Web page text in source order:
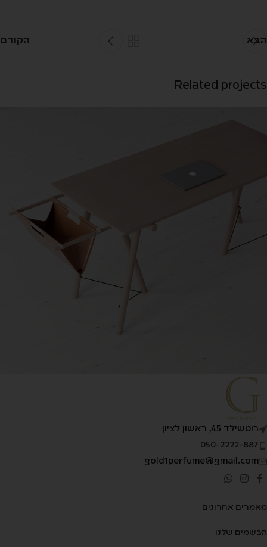
הבא הקודם
Related projects
Et vestibulum quis a suspendisse
רוטשילד 45, ראשון לציון
050-2222-887
gold1perfume@gmail.com
מאמרים אחרונים
הבשמים שלנו